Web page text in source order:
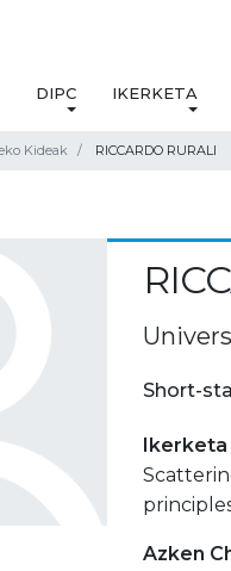
DIPC IKERKETA
Kideak RICCARDO RURALI
Short-
Azken